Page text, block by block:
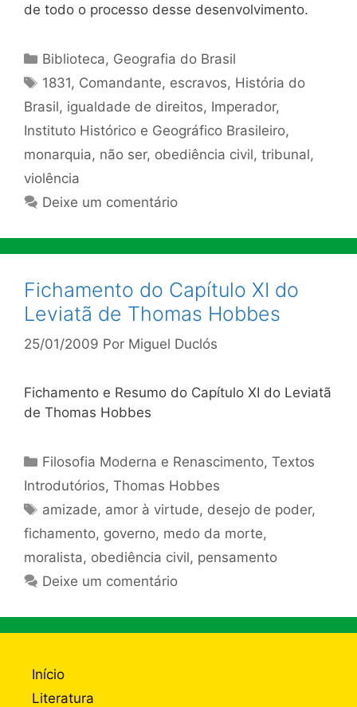
de todo o processo desse desenvolvimento.
Categorias
Biblioteca, Geografia do Brasil
Tags
1831, Comandante, escravos, História do
Brasil, igualdade de direitos, Imperador,
Instituto Histórico e Geográfico Brasileiro,
monarquia, não ser, obediência civil, tribunal,
violência
Deixe um comentário
Fichamento do Capítulo XI do
Leviatã de Thomas Hobbes
25/01/2009 Por Miguel Duclós
Fichamento e Resumo do Capítulo XI do Leviatã
de Thomas Hobbes
Categorias
Filosofia Moderna e Renascimento,Textos
Introdutórios, Thomas Hobbes
Tags
amizade, amor à virtude, desejo de poder,
fichamento, governo, medo da morte,
moralista, obediência civil, pensamento
Deixe um comentário
Início
Literatura